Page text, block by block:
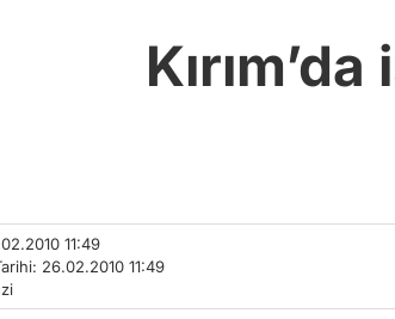
11:49
26.02.2010 11:49